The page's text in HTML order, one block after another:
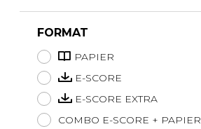
FORMAT
PAPIER
E-SCORE
E-SCORE EXTRA
COMBO E-SCORE + PAPIER